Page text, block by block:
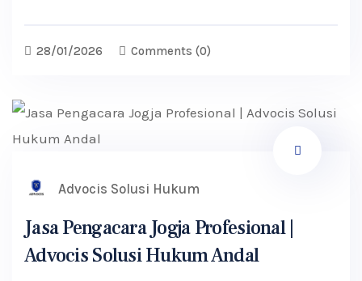
28/01/2026 Comments (0)
Advocis Solusi Hukum
Jasa Pengacara Jogja Profesional |
Advocis Solusi Hukum Andal